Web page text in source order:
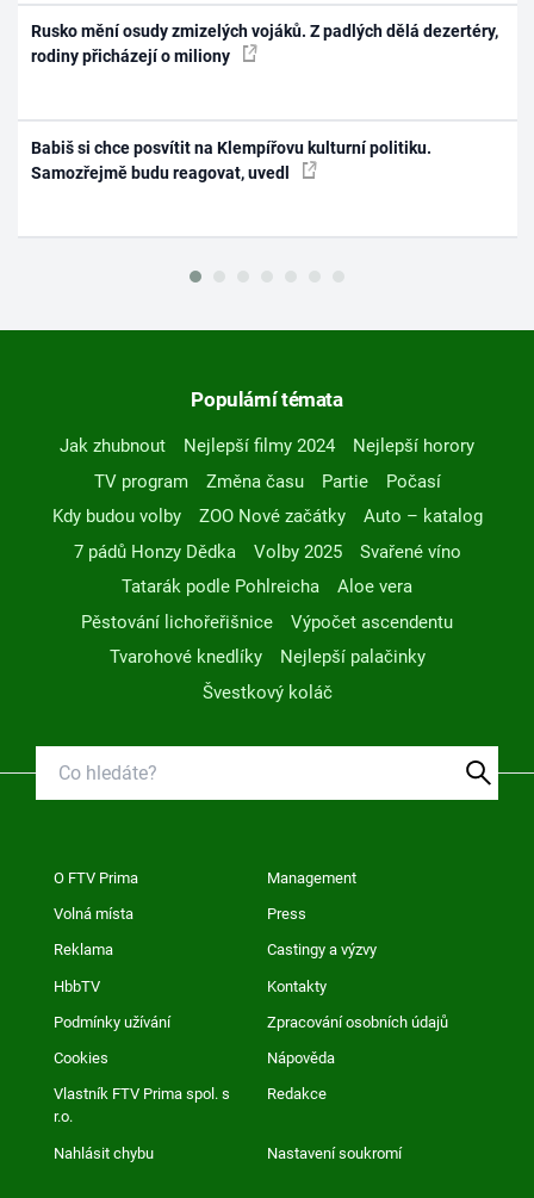
Rusko mění osudy zmizelých vojáků. Z padlých dělá dezertéry,
rodiny přicházejí o miliony
Babiš si chce posvítit na Klempířovu kulturní politiku.
Samozřejmě budu reagovat, uvedl
Populární témata
Jak zhubnout Nejlepší filmy 2024
Nejlepší horory
TV program
Změna času Partie
Počasí
Kdy budou volby
ZOO Nové začátky
Auto – katalog
7 pádů Honzy Dědka
Volby 2025
Svařené víno
Tatarák podle Pohlreicha
Aloe vera
Pěstování lichořeřišnice
Výpočet ascendentu
Tvarohové knedlíky
Nejlepší palačinky
Švestkový koláč
O FTV Prima Management
Volná místa Press
Reklama Castingy a výzvy
HbbTV Kontakty
Podmínky užívání Zpracování osobních údajů
Cookies Nápověda
Vlastník FTV Prima spol. s
r.o.
Redakce
Nahlásit chybu Nastavení soukromí